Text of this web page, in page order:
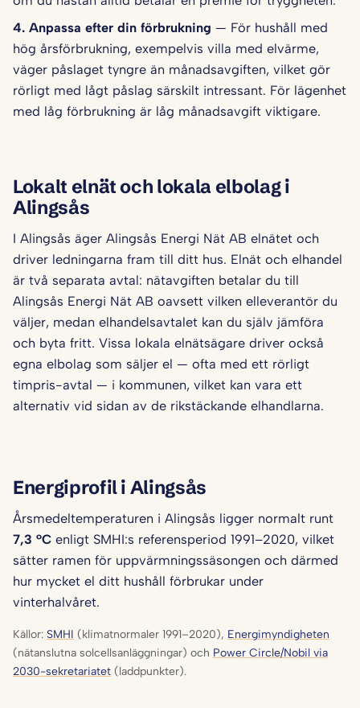
4. Anpassa efter din förbrukning — För hushåll med
hög årsförbrukning, exempelvis villa med elvärme,
väger påslaget tyngre än månadsavgiften, vilket gör
rörligt med lågt påslag särskilt intressant. För lägenhet
med låg förbrukning är låg månadsavgift viktigare.
Lokalt elnät och lokala elbolag i
Alingsås
I Alingsås äger Alingsås Energi Nät AB elnätet och
driver ledningarna fram till ditt hus. Elnät och elhandel
är två separata avtal: nätavgiften betalar du till
Alingsås Energi Nät AB oavsett vilken elleverantör du
väljer, medan elhandelsavtalet kan du själv jämföra
och byta fritt. Vissa lokala elnätsägare driver också
egna elbolag som säljer el — ofta med ett rörligt
timpris-avtal — i kommunen, vilket kan vara ett
alternativ vid sidan av de rikstäckande elhandlarna.
Energiprofil i Alingsås
Årsmedeltemperaturen i Alingsås ligger normalt runt
7,3 °C enligt SMHI:s referensperiod 1991–2020, vilket
sätter ramen för uppvärmningssäsongen och därmed
hur mycket el ditt hushåll förbrukar under
vinterhalvåret.
Källor: SMHI (klimatnormaler 1991–2020), Energimyndigheten
(nätanslutna solcellsanläggningar) och Power Circle/Nobil via
2030-sekretariatet (laddpunkter).